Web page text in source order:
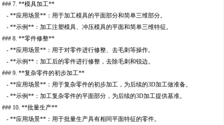
### 7. **模具加工**
- **应用场景**：用于加工模具的平面部分和简单三维部分。
- **示例**：加工注塑模具、冲压模具的平面和简单三维特征。
### 8. **零件修整**
- **应用场景**：用于对零件进行修整、去毛刺等操作。
- **示例**：加工后的零件进行修整，去除毛刺和锐边。
### 9. **复杂零件的初步加工**
- **应用场景**：用于复杂零件的初步加工，为后续的3D加工做准备。
- **示例**：加工复杂零件的平面部分，为后续的3D加工提供基准。
### 10. **批量生产**
- **应用场景**：用于批量生产具有相同平面特征的零件。